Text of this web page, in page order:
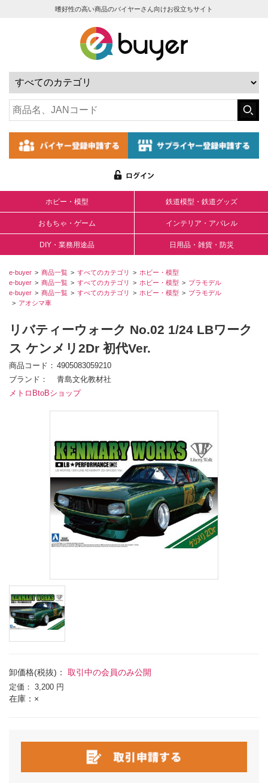
嗜好性の高い商品のバイヤーさん向けお役立ちサイト
ホビー・模型 鉄道模型・鉄道グッズ
おもちゃ・ゲーム インテリア・アパレル
DIY・業務用途品 日用品・雑貨・防災
e-buyer 商品一覧 すべてのカテゴリ
ホビー・模型
e-buyer
商品一覧 すべてのカテゴリ ホビー・模型
プラモデル
e-buyer
商品一覧 すべてのカテゴリ ホビー・模型
プラモデル
アオシマ車
リバティーウォーク No.02 1/24 LBワーク
ス ケンメリ2Dr 初代Ver.
商品コード
4905083059210
ブランド
青島文化教材社
メトロBtoBショップ
卸価格(税抜)： 取引中の会員のみ公開
定価： 3,200 円
在庫：×